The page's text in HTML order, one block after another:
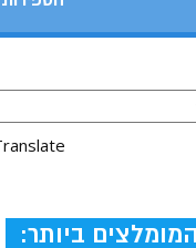
המומלצים ביותר: